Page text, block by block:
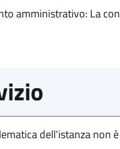
amministrativo: La
dell'istanza non